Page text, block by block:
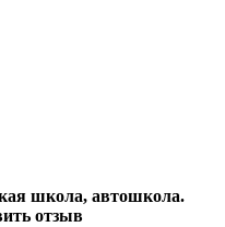
школа, автошкола.
отзыв